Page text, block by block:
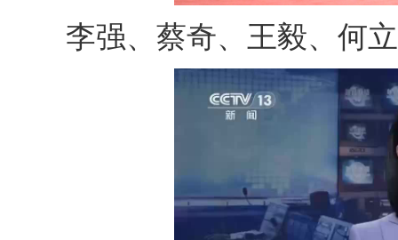
李强、蔡奇、王毅、何